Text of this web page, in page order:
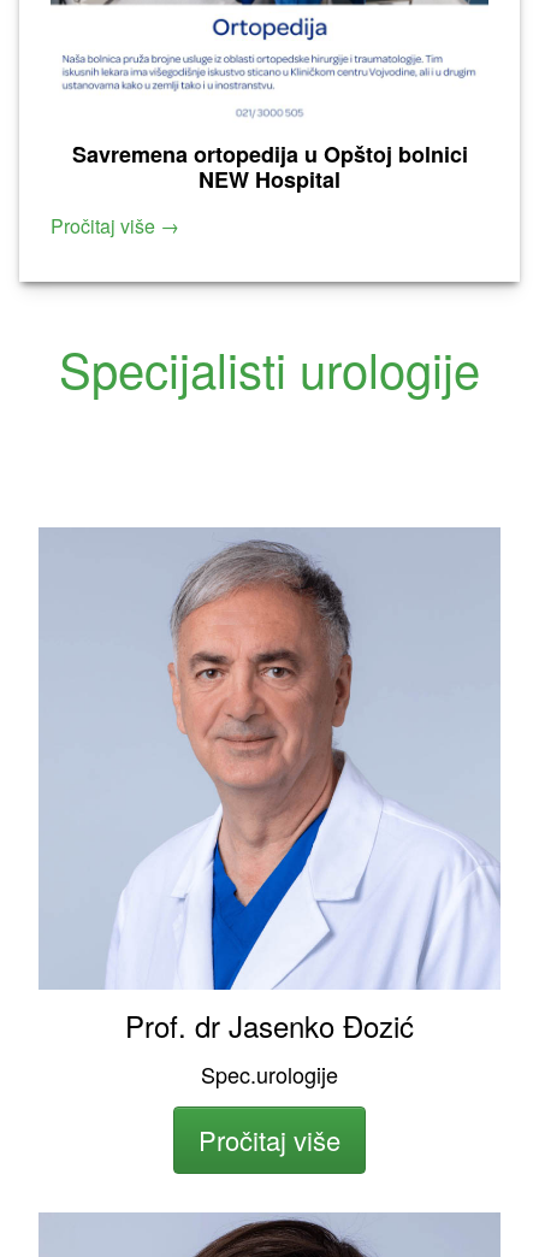
Savremena ortopedija u Opštoj bolnici
NEW Hospital
Pročitaj više →
Specijalisti urologije
Prof. dr Jasenko Đozić
Spec.urologije
Pročitaj više